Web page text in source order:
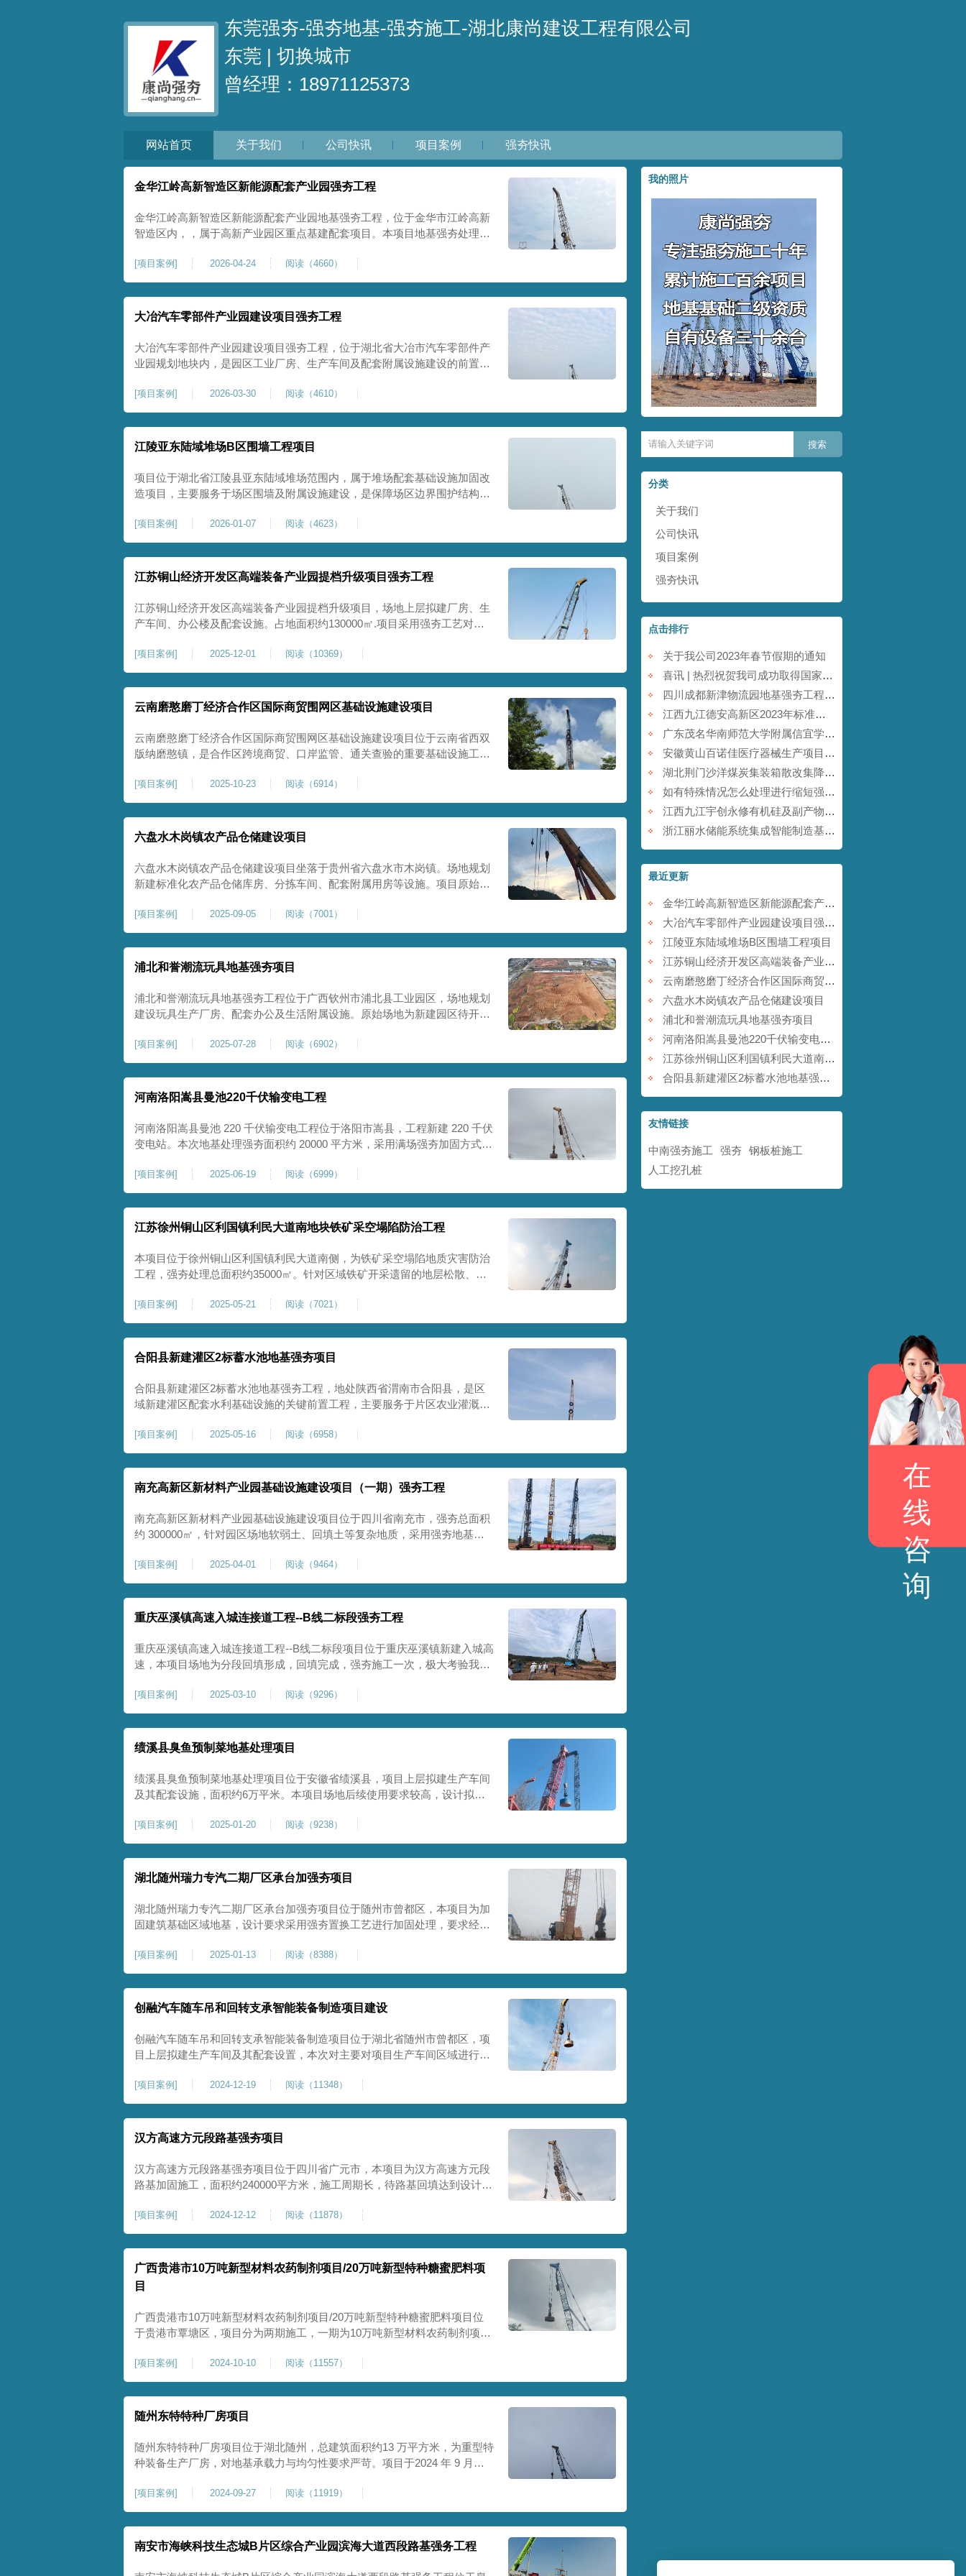
东莞强夯-强夯地基-强夯施工-湖北康尚建设工程有限公司
东莞 | 切换城市
曾经理：18971125373
网站首页 关于我们 公司快讯 项目案例 强夯快讯
金华江岭高新智造区新能源配套产业园强夯工程
金华江岭高新智造区新能源配套产业园地基强夯工程，位于金华市江岭高新
智造区内，，属于高新产业园区重点基建配套项目。本项目地基强夯处理总
区新建建设用地，原始场地土质松散、土层固结不均匀、孔隙较大、地基承
载力偏弱。新能源产业园厂房及配套设施对
[项目案例 ] 2026-04-24 阅读（4660）
大冶汽车零部件产业园建设项目强夯工程
大冶汽车零部件产业园建设项目强夯工程，位于湖北省大冶市汽车零部件产
业园规划地块内，是园区工业厂房、生产车间及配套附属设施建设的前置基
散、土质均匀性较差、土体固结度不足，天然地基承载力偏低。汽车零部件
生产厂房对地基平整度、整体刚度、沉降控
[项目案例 ] 2026-03-30 阅读（4610）
江陵亚东陆域堆场B区围墙工程项目
项目位于湖北省江陵县亚东陆域堆场范围内，属于堆场配套基础设施加固改
造项目，主要服务于场区围墙及附属设施建设，是保障场区边界围护结构稳
㎡，施工范围为陆域堆场B区围墙沿线及配套场地。原场地土层松散、回填
不均、固结程度差，地基承载力较低，且堆
[项目案例 ] 2026-01-07 阅读（4623）
江苏铜山经济开发区高端装备产业园提档升级项目强夯工程
江苏铜山经济开发区高端装备产业园提档升级项目，场地上层拟建厂房、生
产车间、办公楼及配套设施。占地面积约130000㎡.项目采用强夯工艺对地
压缩模量≥5MPa，工程实施后将有效提升场地整体承载力与均匀性，消除不
均匀沉降隐患，为园区高端装备产业项目
[项目案例 ] 2025-12-01 阅读（10369）
云南磨憨磨丁经济合作区国际商贸围网区基础设施建设项目
云南磨憨磨丁经济合作区国际商贸围网区基础设施建设项目位于云南省西双
版纳磨憨镇，是合作区跨境商贸、口岸监管、通关查验的重要基础设施工
夯加固施工工艺，通过全场地强夯提升地基承载力、消除不均匀沉降，满足
围网区后续建（构）筑物及重型作业场地使
[项目案例 ] 2025-10-23 阅读（6914）
六盘水木岗镇农产品仓储建设项目
六盘水木岗镇农产品仓储建设项目坐落于贵州省六盘水市木岗镇。场地规划
新建标准化农产品仓储库房、分拣车间、配套附属用房等设施。项目原始场
体承载力偏弱、均匀性不足。农产品仓储建筑需长期承受货物堆放荷载，对
地基沉降稳定性、整体密实度要求较高，
[项目案例 ] 2025-09-05 阅读（7001）
浦北和誉潮流玩具地基强夯项目
浦北和誉潮流玩具地基强夯工程位于广西钦州市浦北县工业园区，场地规划
建设玩具生产厂房、配套办公及生活附属设施。原始场地为新建园区待开发
差，若直接施工易出现地基不均匀沉降、地面开裂、墙体变形等质量问题，
无法满足工业厂房长期荷载及规范建设标
[项目案例 ] 2025-07-28 阅读（6902）
河南洛阳嵩县曼池220千伏输变电工程
河南洛阳嵩县曼池 220 千伏输变电工程位于洛阳市嵩县，工程新建 220 千伏
变电站。本次地基处理强夯面积约 20000 平方米，采用满场强夯加固方式改
各类构支架、电气设备及配套设施建设标准。本项目是嵩县重要电力基础设
施，投运后优化区域电网布局，增强当
[项目案例 ] 2025-06-19 阅读（6999）
江苏徐州铜山区利国镇利民大道南地块铁矿采空塌陷防治工程
本项目位于徐州铜山区利国镇利民大道南侧，为铁矿采空塌陷地质灾害防治
工程，强夯处理总面积约35000㎡。针对区域铁矿开采遗留的地层松散、裂
险，提升场地整体稳定性与承载力，彻底改善地块建设条件，实现矿区地质
灾害治理与土地安全利用。
[项目案例 ] 2025-05-21 阅读（7021）
合阳县新建灌区2标蓄水池地基强夯项目
合阳县新建灌区2标蓄水池地基强夯工程，地处陕西省渭南市合阳县，是区
域新建灌区配套水利基础设施的关键前置工程，主要服务于片区农业灌溉蓄
稳定运行。本工程核心施工内容为蓄水池场地地基强夯加固处理，总强夯施
工面积25000㎡，施工完成后场地上部将新
[项目案例 ] 2025-05-16 阅读（6958）
南充高新区新材料产业园基础设施建设项目（一期）强夯工程
南充高新区新材料产业园基础设施建设项目位于四川省南充市，强夯总面积
约 300000㎡，针对园区场地软弱土、回填土等复杂地质，采用强夯地基加
筑牢基础。本项目施工作业面积大，我司将整个场地施工区域合理划分为若
干个区段，分区分段施工，投入强夯设备3
[项目案例 ] 2025-04-01 阅读（9464）
重庆巫溪镇高速入城连接道工程--B线二标段强夯工程
重庆巫溪镇高速入城连接道工程--B线二标段项目位于重庆巫溪镇新建入城高
速，本项目场地为分段回填形成，回填完成，强夯施工一次，极大考验我司
一次，确认工程量，严格把控每标段施工区域的施工质量，确保工程整体质
量。在施工过程中我司严格按照设计规范
[项目案例 ] 2025-03-10 阅读（9296）
绩溪县臭鱼预制菜地基处理项目
绩溪县臭鱼预制菜地基处理项目位于安徽省绩溪县，项目上层拟建生产车间
及其配套设施，面积约6万平米。本项目场地后续使用要求较高，设计拟采
配备28m龙门架一幅辅助高能级强夯施工，配备85T，直径为2m，高度为
2.2m的柱锤一个，柱锤接地面积更小，强夯穿透
[项目案例 ] 2025-01-20 阅读（9238）
湖北随州瑞力专汽二期厂区承台加强夯项目
湖北随州瑞力专汽二期厂区承台加强夯项目位于随州市曾都区，本项目为加
固建筑基础区域地基，设计要求采用强夯置换工艺进行加固处理，要求经处
物，且本项目采用夯击能较大，夯击次数较多，为确保场地临近建筑物安全
性，我司在临近建筑物的场地界限开挖减震沟
[项目案例 ] 2025-01-13 阅读（8388）
创融汽车随车吊和回转支承智能装备制造项目建设
创融汽车随车吊和回转支承智能装备制造项目位于湖北省随州市曾都区，项
目上层拟建生产车间及其配套设置，本次对主要对项目生产车间区域进行强
康尚强夯公司于2024年12月15日组织设备人员进场，设备型号为
ZRYG3500C，施工作业人员按照设计严格施工。
[项目案例 ] 2024-12-19 阅读（11348）
汉方高速方元段路基强夯项目
汉方高速方元段路基强夯项目位于四川省广元市，本项目为汉方高速方元段
路基加固施工，面积约240000平方米，施工周期长，待路基回填达到设计标
月20日安排设备人员进场，按照图纸设计施工。
[项目案例 ] 2024-12-12 阅读（11878）
广西贵港市10万吨新型材料农药制剂项目/20万吨新型特种糖蜜肥料项
目
广西贵港市10万吨新型材料农药制剂项目/20万吨新型特种糖蜜肥料项目位
于贵港市覃塘区，项目分为两期施工，一期为10万吨新型材料农药制剂项目
夯和普通强夯施工两种施工模式。为确保后期地基使用要求，单独对基础承
台位置地基进行置换加强夯，其他区域采用
[项目案例 ] 2024-10-10 阅读（11557）
随州东特特种厂房项目
随州东特特种厂房项目位于湖北随州，总建筑面积约13 万平方米，为重型特
种装备生产厂房，对地基承载力与均匀性要求严苛。项目于2024 年 9 月正
面提升场地密实度与承载性能，满足重载车间、设备基础与行车轨道的长期
稳定运行要求。项目严格遵循强夯地基处
[项目案例 ] 2024-09-27 阅读（11919）
南安市海峡科技生态城B片区综合产业园滨海大道西段路基强务工程
我的照片
分类
关于我们
公司快讯
项目案例
强夯快讯
点击排行
关于我公司2023年春节假期的通知
喜讯 | 热烈祝贺我司成功取得国家商标注册证书！
四川成都新津物流园地基强夯工程【康尚强夯建设】
江西九江德安高新区2023年标准厂房及配套基础设施建设项目【康尚强夯建设】
广东茂名华南师范大学附属信宜学校强夯地基项目【康尚强夯建设】
安徽黄山百诺佳医疗器械生产项目(一期)地基强夯工程【康尚强夯建设】
湖北荆门沙洋煤炭集装箱散改集降水强夯项目【康尚强夯建设】
如有特殊情况怎么处理进行缩短强夯施工的工期
江西九江宇创永修有机硅及副产物综合利用项目强夯工程【康尚强夯建设】
浙江丽水储能系统集成智能制造基地项目强夯工程【康尚强夯建设】
最近更新
金华江岭高新智造区新能源配套产业园强夯工程
大冶汽车零部件产业园建设项目强夯工程
江陵亚东陆域堆场B区围墙工程项目
江苏铜山经济开发区高端装备产业园提档升级项目强夯工程
云南磨憨磨丁经济合作区国际商贸围网区基础设施建设项目
六盘水木岗镇农产品仓储建设项目
浦北和誉潮流玩具地基强夯项目
河南洛阳嵩县曼池220千伏输变电工程
江苏徐州铜山区利国镇利民大道南地块铁矿采空塌陷防治工程
合阳县新建灌区2标蓄水池地基强夯项目
友情链接
中南强夯施工 强夯
钢板桩施工
人工挖孔桩
在
线
咨
询